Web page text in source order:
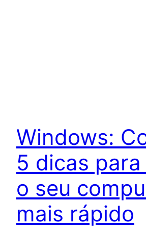
Windows:
5 dicas
o seu
mais rápido